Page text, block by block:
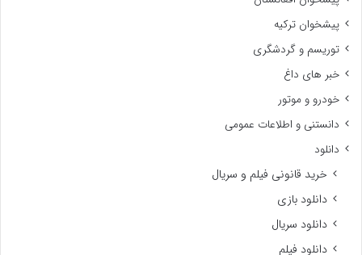
پیشخوان ترکیه
توریسم و گردشگری
خبر های داغ
خودرو و موتور
دانستنی و اطلاعات عمومی
دانلود
خرید قانونی فیلم و سریال
دانلود بازی
دانلود سریال
دانلود فیلم